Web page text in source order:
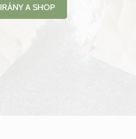
IRÁNY A SHOP